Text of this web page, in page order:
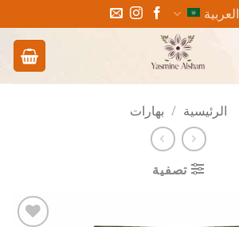
العربية
الرئيسية / بهارات
تصفية